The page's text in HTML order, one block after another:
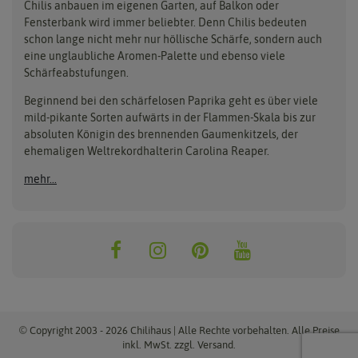
Anzucht, Kultivierung
& Ernte
Pikieren
Auspflanzen
Überwintern
Carl Pabst
COMPO
Gusta Garden
Jiffy
Ladbrooke Soil Blockers
Lehmann Natur
Quedlinburger Saatgut
Saflax
Samen Maier
Thompson & Morgan
Chilis anbauen im eigenen Garten, auf Balkon oder
Fensterbank wird immer beliebter. Denn Chilis bedeuten
schon lange nicht mehr nur höllische Schärfe, sondern auch
eine unglaubliche Aromen-Palette und ebenso viele
Schärfeabstufungen.
Beginnend bei den schärfelosen Paprika geht es über viele
mild-pikante Sorten aufwärts in der Flammen-Skala bis zur
absoluten Königin des brennenden Gaumenkitzels, der
ehemaligen Weltrekordhalterin Carolina Reaper.
mehr...
© Copyright 2003 - 2026 Chilihaus | Alle Rechte vorbehalten. Alle Preise
inkl. MwSt. zzgl. Versand.